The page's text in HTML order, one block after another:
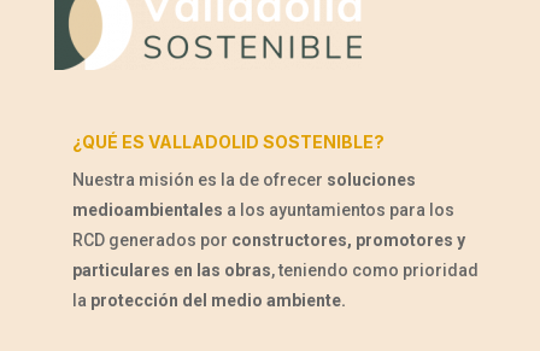
¿QUÉ ES VALLADOLID SOSTENIBLE?
Nuestra misión es la de ofrecer soluciones
medioambientales a los ayuntamientos para los
RCD generados por constructores, promotores y
particulares en las obras, teniendo como prioridad
la protección del medio ambiente.